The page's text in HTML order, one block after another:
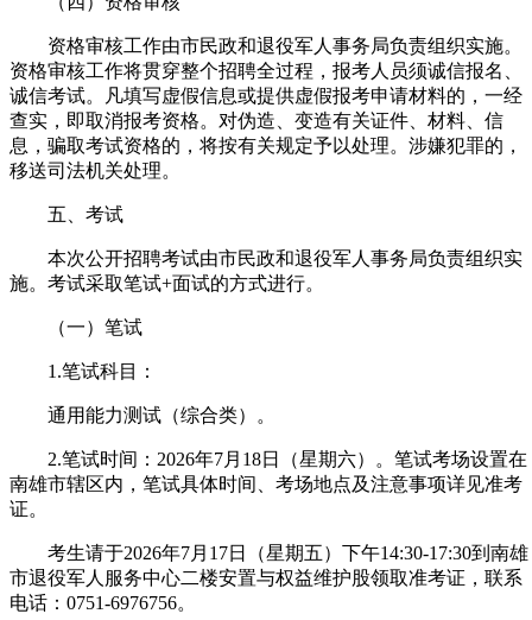
资格审核工作由市民政和退役军人事务局负责组织实施。
资格审核工作将贯穿整个招聘全过程，报考人员须诚信报名、
诚信考试。凡填写虚假信息或提供虚假报考申请材料的，一经
查实，即取消报考资格。对伪造、变造有关证件、材料、信
息，骗取考试资格的，将按有关规定予以处理。涉嫌犯罪的，
移送司法机关处理。
五、考试
本次公开招聘考试由市民政和退役军人事务局负责组织实
施。考试采取笔试+面试的方式进行。
（一）笔试
1.笔试科目：
通用能力测试（综合类）。
2.笔试时间：2026年7月18日（星期六）。笔试考场设置在
南雄市辖区内，笔试具体时间、考场地点及注意事项详见准考
证。
考生请于2026年7月17日（星期五）下午14:30-17:30到南雄
市退役军人服务中心二楼安置与权益维护股领取准考证，联系
电话：0751-6976756。